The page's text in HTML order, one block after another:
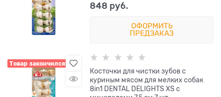
848 руб.
ОФОРМИТЬ
ПРЕДЗАКАЗ
Товар закончился
Косточки для чистки зубов с
куриным мясом для мелких собак
8in1 DENTAL DELIGHTS XS с